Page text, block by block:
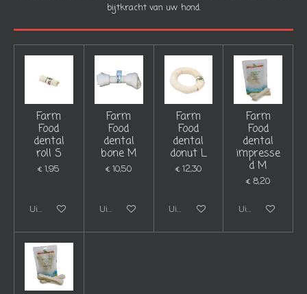
bijtkracht van uw hond.
Farm
Food
dental
roll S
€ 1,95
Uitgeschakeld
Farm
Food
dental
bone M
€ 10,50
Uitgeschakeld
Farm
Food
dental
donut L
€ 12,30
Uitgeschakeld
Farm
Food
dental
impresse
d M
€ 8,20
Uitgeschakeld